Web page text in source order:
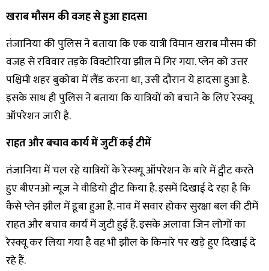
खराब मौसम की वजह से हुआ हादसा
तंजानिया की पुलिस ने बताया कि एक यात्री विमान खराब मौसम की
वजह से रविवार तड़के विक्टोरिया झील में गिर गया. प्लेन को उत्तर
पश्चिमी शहर बुकोबा में लैंड करना था, उसी दौरान ये हादसा हुआ है.
इसके साथ ही पुलिस ने बताया कि यात्रियों को बचाने के लिए रेस्क्यू
ऑपरेशन जारी है.
राहत और बचाव कार्य में जुटीं कई टीमें
तंजानिया में चल रहे यात्रियों के रेस्क्यू ऑपरेशन के बारे में ट्वीट करते
हुए बीएनओ न्यूज ने वीडियो ट्वीट किया है. इसमें दिखाई दे रहा है कि
कैसे प्लेन झील में डूबा हुआ है. नाव में सवार होकर सुरक्षा बल की टीमें
राहत और बचाव कार्य में जुटी हुई हैं. इसके अलावा जिन लोगों का
रेस्क्यू कर लिया गया है वह भी झील के किनारे पर खड़े हुए दिखाई दे
रहे हैं.